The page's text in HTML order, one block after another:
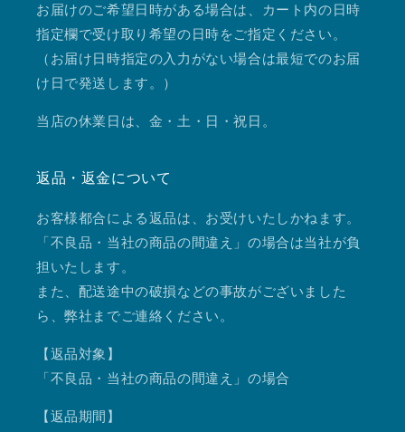
お届けのご希望日時がある場合は、カート内の日時
指定欄で受け取り希望の日時をご指定ください。
（お届け日時指定の入力がない場合は最短でのお届
け日で発送します。）
当店の休業日は、金・土・日・祝日。
返品・返金について
お客様都合による返品は、お受けいたしかねます。
「不良品・当社の商品の間違え」の場合は当社が負
担いたします。
また、配送途中の破損などの事故がございました
ら、弊社までご連絡ください。
【返品対象】
「不良品・当社の商品の間違え」の場合
【返品期間】